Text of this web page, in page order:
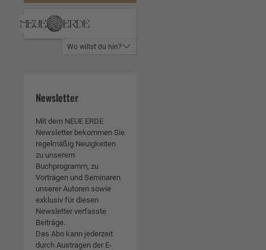
Wo willst du hin?
Newsletter
Mit dem NEUE ERDE
Newsletter bekommen Sie
regelmäßig Neuigkeiten
zu unserem
Buchprogramm, zu
Vorträgen und Seminaren
unserer Autoren sowie
exklusiv für diesen
Newsletter verfasste
Beiträge.
Das Abo kann jederzeit
durch Austragen der E-